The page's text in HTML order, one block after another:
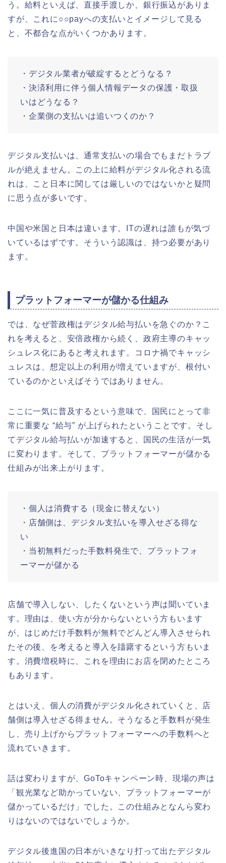
う。給料といえば、直接手渡しか、銀行振込がありま
すが、これに○○payへの支払いとイメージして見る
と、不都合な点がいくつかあります。
・デジタル業者が破綻するとどうなる？
・決済利用に伴う個人情報データの保護・取扱
いはどうなる？
・企業側の支払いは追いつくのか？
デジタル支払いは、通常支払いの場合でもまだトラブ
ルが絶えません。この上に給料がデジタル化される流
れは、こと日本に関しては厳しいのではないかと疑問
に思う点が多いです。
中国や米国と日本は違います。ITの遅れは誰もが気づ
いているはずです。そういう認識は、持つ必要があり
ます。
プラットフォーマーが儲かる仕組み
では、なぜ菅政権はデジタル給与払いを急ぐのか？こ
れを考えると、安倍政権から続く、政府主導のキャッ
シュレス化にあると考えれます。コロナ禍でキャッシ
ュレスは、想定以上の利用が増えていますが、根付い
ているのかといえばそうではありません。
ここに一気に普及するという意味で、国民にとって非
常に重要な “給与” が上げられたということです。そし
てデジタル給与払いが加速すると、国民の生活が一気
に変わります。そして、プラットフォーマーが儲かる
仕組みが出来上がります。
・個人は消費する（現金に替えない）
・店舗側は、デジタル支払いを導入せざる得な
い
・当初無料だった手数料発生で、プラットフォ
ーマーが儲かる
店舗で導入しない、したくないという声は聞いていま
す。理由は、使い方が分からないという方もいます
が、はじめだけ手数料が無料でどんどん導入させられ
たその後、を考えると導入を躊躇するという方もいま
す。消費増税時に、これを理由にお店を閉めたところ
もあります。
とはいえ、個人の消費がデジタル化されていくと、店
舗側は導入せざる得ません。そうなると手数料が発生
し、売り上げからプラットフォーマーへの手数料へと
流れていきます。
話は変わりますが、GoToキャンペーン時、現場の声は
「観光業など助かっていない、プラットフォーマーが
儲かっているだけ」でした。この仕組みとなんら変わ
りはないのではないでしょうか。
デジタル後進国の日本がいきなり打って出たデジタル